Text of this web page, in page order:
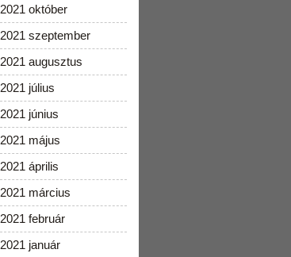
2021 október
2021 szeptember
2021 augusztus
2021 július
2021 június
2021 május
2021 április
2021 március
2021 február
2021 január